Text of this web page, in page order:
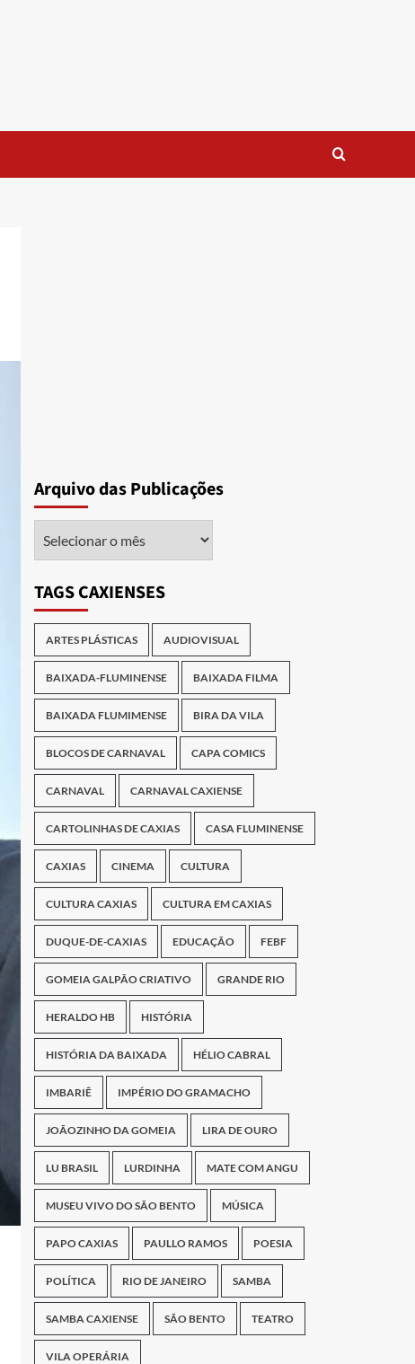
Arquivo das Publicações
TAGS CAXIENSES
ARTES PLÁSTICAS AUDIOVISUAL
BAIXADA-FLUMINENSE BAIXADA FILMA
BAIXADA FLUMIMENSE BIRA DA VILA
BLOCOS DE CARNAVAL CAPA COMICS
CARNAVAL CARNAVAL CAXIENSE
CARTOLINHAS DE CAXIAS CASA FLUMINENSE
CAXIAS CINEMA CULTURA
CULTURA CAXIAS CULTURA EM CAXIAS
DUQUE-DE-CAXIAS EDUCAÇÃO FEBF
GOMEIA GALPÃO CRIATIVO GRANDE RIO
HERALDO HB HISTÓRIA
HISTÓRIA DA BAIXADA HÉLIO CABRAL
IMBARIÊ IMPÉRIO DO GRAMACHO
JOÃOZINHO DA GOMEIA LIRA DE OURO
LU BRASIL LURDINHA MATE COM ANGU
MUSEU VIVO DO SÃO BENTO MÚSICA
PAPO CAXIAS PAULLO RAMOS POESIA
POLÍTICA RIO DE JANEIRO SAMBA
SAMBA CAXIENSE SÃO BENTO TEATRO
VILA OPERÁRIA